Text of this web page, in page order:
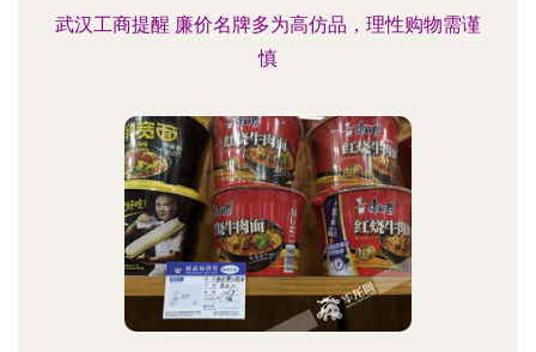
武汉工商提醒 廉价名牌多为高仿品，理性购物需谨
慎